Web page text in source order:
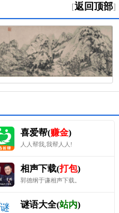
[返回顶部]
喜爱帮(赚金)
人人帮我,我帮人人!
相声下载(打包)
郭德纲于谦相声下载。
谜语大全(站内)